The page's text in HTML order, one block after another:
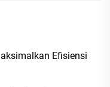
Efisiensi